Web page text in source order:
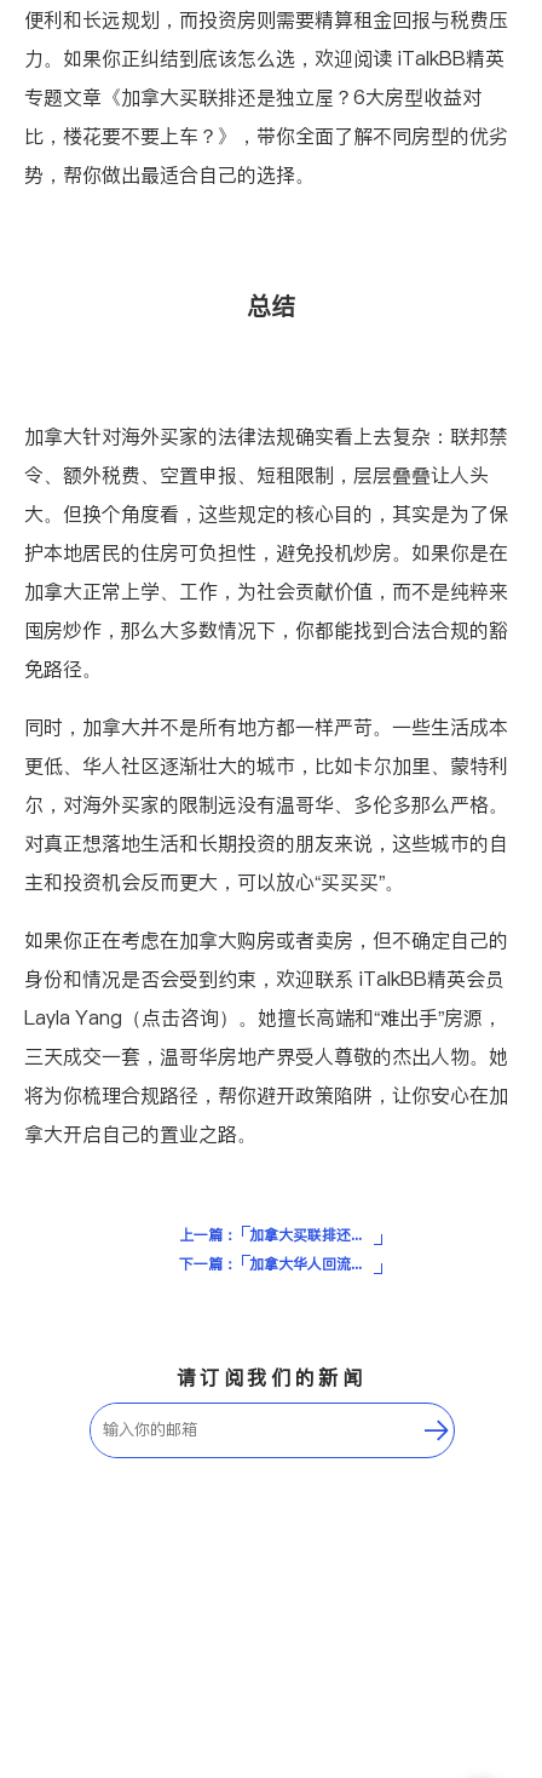
便利和长远规划，而投资房则需要精算租金回报与税费压
力。如果你正纠结到底该怎么选，欢迎阅读 iTalkBB精英
专题文章 《加拿大买联排还是独立屋？6大房型收益对
比，楼花要不要上车？》
，带你全面了解不同房型的优劣
势，帮你做出最适合自己的选择。
总结
加拿大针对海外买家的法律法规确实看上去复杂：联邦禁
令、额外税费、空置申报、短租限制，层层叠叠让人头
大。但换个角度看，这些规定的核心目的，其实是为了保
护本地居民的住房可负担性，避免投机炒房。如果你是在
加拿大正常上学、工作，为社会贡献价值，而不是纯粹来
囤房炒作，那么大多数情况下，你都能找到合法合规的豁
免路径。
同时，加拿大并不是所有地方都一样严苛。一些生活成本
更低、华人社区逐渐壮大的城市，比如卡尔加里、蒙特利
尔，对海外买家的限制远没有温哥华、多伦多那么严格。
对真正想落地生活和长期投资的朋友来说，这些城市的自
主和投资机会反而更大，可以放心“买买买”。
如果你正在考虑在加拿大购房或者卖房，但不确定自己的
身份和情况是否会受到约束，欢迎联系 iTalkBB精英会员
Layla Yang（点击咨询） 。她擅长高端和“难出手”房源，
三天成交一套，温哥华房地产界受人尊敬的杰出人物。她
将为你梳理合规路径，帮你避开政策陷阱，让你安心在加
拿大开启自己的置业之路。
上一篇：
加拿大买联排还是独立屋？6大房型收益对比，楼花要不要上车？
下一篇：
加拿大华人回流攻略：想安心回国？身份、税务、资产这些坑千万不能踩
请订阅我们的新闻